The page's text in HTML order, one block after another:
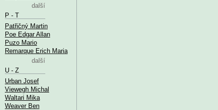
další
P - T
Patřičný Martin
Poe Edgar Allan
Puzo Mario
Remarque Erich Maria
další
U - Z
Urban Josef
Viewegh Michal
Waltari Mika
Weaver Ben